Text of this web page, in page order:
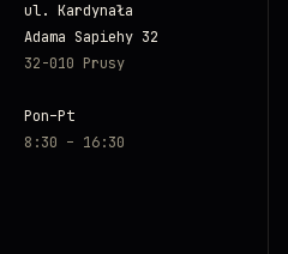
ul. Kardynała
Adama Sapiehy 32
32-010 Prusy
Pon–Pt
8:30 – 16:30